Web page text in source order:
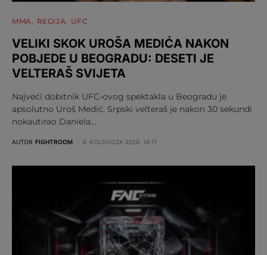
MMA REGIJA UFC
VELIKI SKOK UROŠA MEDIĆA NAKON
POBJEDE U BEOGRADU: DESETI JE
VELTERAŠ SVIJETA
Najveći dobitnik UFC-ovog spektakla u Beogradu je
apsolutno Uroš Medić. Srpski velteraš je nakon 30 sekundi
nokautirao Daniela…
AUTOR FIGHTROOM 4. KOLOVOZA 2026. 16:11